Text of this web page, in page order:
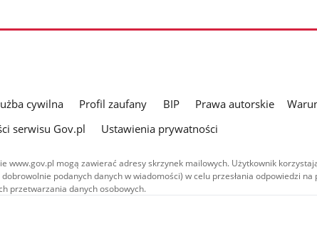
cywilna Profil zaufany BIP Prawa autorskie
serwisu Gov.pl
Ustawienia prywatności
www.gov.pl mogą zawierać adresy skrzynek mailowych. Użytkownik
podanych danych w wiadomości) w celu przesłania odpowiedzi
przetwarzania danych osobowych.
publikowane w serwisie (z wyłączeniem treści audiowizualnych), są
na licencji typu Creative Commons: uznanie autorstwa - na tych samych